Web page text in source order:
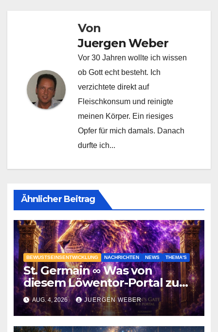
Von
Juergen Weber
Vor 30 Jahren wollte ich wissen
ob Gott echt besteht. Ich
verzichtete direkt auf
Fleischkonsum und reinigte
meinen Körper. Ein riesiges
Opfer für mich damals. Danach
durfte ich...
Ähnlicher Beitrag
BEWUSTSEINSENTWICKLUNG NACHRICHTEN NEWS THEMA'S
St. Germain ∞ Was von
diesem Löwentor-Portal zu
erwarten ist
AUG. 4, 2026 JUERGEN WEBER